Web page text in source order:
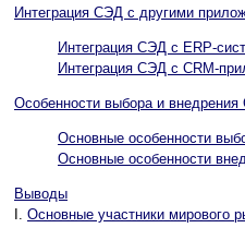
Интеграция СЭД с другими
Интеграция СЭД с ERP-
Интеграция СЭД с CRM-
Особенности выбора и
Основные особенности
Основные особенности
Выводы
I. Основные участники мирового